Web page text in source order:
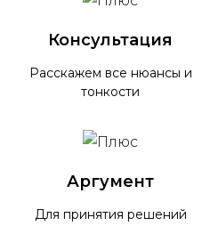
Консультация
Расскажем все нюансы и
тонкости
Аргумент
Для принятия решений